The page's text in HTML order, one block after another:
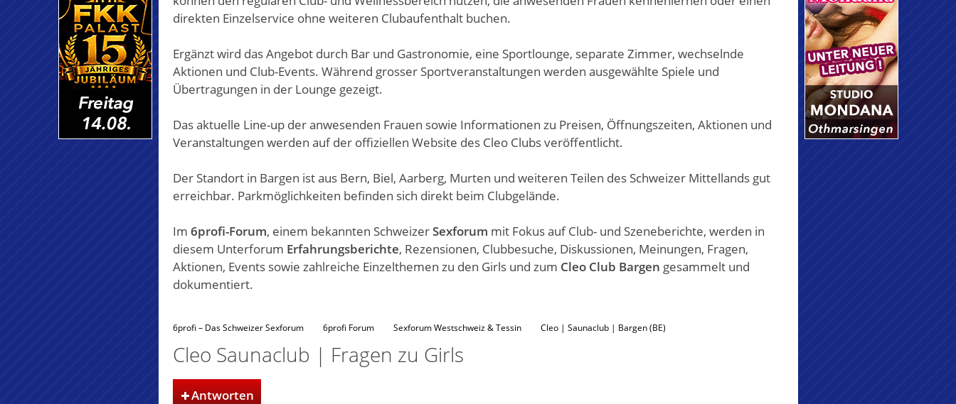
direkten Einzelservice ohne weiteren Clubaufenthalt buchen.
Ergänzt wird das Angebot durch Bar und Gastronomie, eine Sportlounge, separate Zimmer, wechselnde
Aktionen und Club-Events. Während grosser Sportveranstaltungen werden ausgewählte Spiele und
Übertragungen in der Lounge gezeigt.
Das aktuelle Line-up der anwesenden Frauen sowie Informationen zu Preisen, Öffnungszeiten, Aktionen und
Veranstaltungen werden auf der offiziellen Website des Cleo Clubs veröffentlicht.
Der Standort in Bargen ist aus Bern, Biel, Aarberg, Murten und weiteren Teilen des Schweizer Mittellands gut
erreichbar. Parkmöglichkeiten befinden sich direkt beim Clubgelände.
Im 6profi-Forum, einem bekannten SchweizerSexforum mit Fokus auf Club- und Szeneberichte, werden in
diesem Unterforum Erfahrungsberichte, Rezensionen, Clubbesuche, Diskussionen, Meinungen, Fragen,
Aktionen, Events sowie zahlreiche Einzelthemen zu den Girls und zum Cleo Club Bargen gesammelt und
dokumentiert.
6profi – Das Schweizer Sexforum 6profi Forum Sexforum Westschweiz & Tessin Cleo | Saunaclub | Bargen (BE)
Cleo Saunaclub | Fragen zu Girls
Antworten